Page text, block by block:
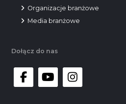
Organizacje branżowe
Media branżowe
Dołącz do nas
facebookyoutube instagram